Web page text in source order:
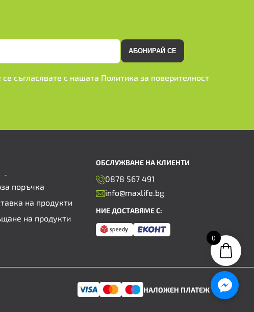
АБОНИРАЙ СЕ
съгласявате с нашата Политика за поверителност
поръчка
на продукти
на продукти
ОБСЛУЖВАНЕ НА КЛИЕНТИ
0878 567 491
info@maxlife.bg
НИЕ ДОСТАВЯМЕ С:
НАЛОЖЕН ПЛАТЕЖ
0